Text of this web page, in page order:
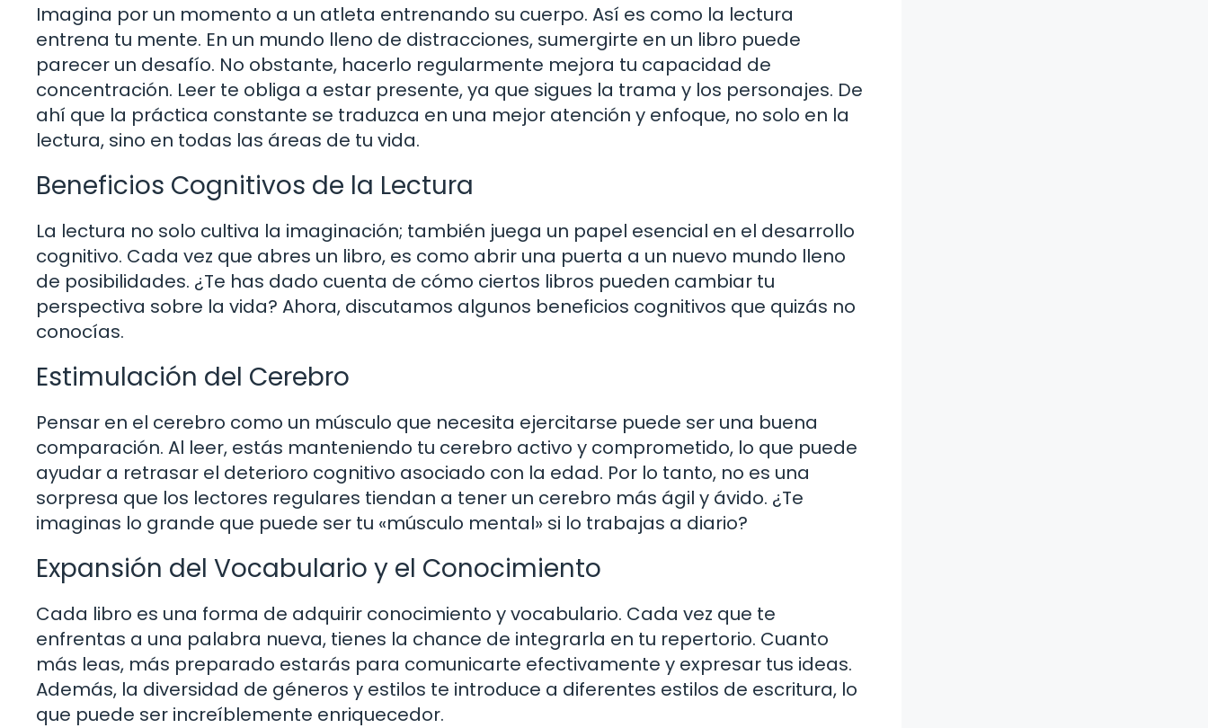
Imagina por un momento a un atleta entrenando su cuerpo. Así es como la lectura
entrena tu mente. En un mundo lleno de distracciones, sumergirte en un libro puede
parecer un desafío. No obstante, hacerlo regularmente mejora tu capacidad de
concentración. Leer te obliga a estar presente, ya que sigues la trama y los personajes. De
ahí que la práctica constante se traduzca en una mejor atención y enfoque, no solo en la
lectura, sino en todas las áreas de tu vida.
Beneficios Cognitivos de la Lectura
La lectura no solo cultiva la imaginación; también juega un papel esencial en el desarrollo
cognitivo. Cada vez que abres un libro, es como abrir una puerta a un nuevo mundo lleno
de posibilidades. ¿Te has dado cuenta de cómo ciertos libros pueden cambiar tu
perspectiva sobre la vida? Ahora, discutamos algunos beneficios cognitivos que quizás no
conocías.
Estimulación del Cerebro
Pensar en el cerebro como un músculo que necesita ejercitarse puede ser una buena
comparación. Al leer, estás manteniendo tu cerebro activo y comprometido, lo que puede
ayudar a retrasar el deterioro cognitivo asociado con la edad. Por lo tanto, no es una
sorpresa que los lectores regulares tiendan a tener un cerebro más ágil y ávido. ¿Te
imaginas lo grande que puede ser tu «músculo mental» si lo trabajas a diario?
Expansión del Vocabulario y el Conocimiento
Cada libro es una forma de adquirir conocimiento y vocabulario. Cada vez que te
enfrentas a una palabra nueva, tienes la chance de integrarla en tu repertorio. Cuanto
más leas, más preparado estarás para comunicarte efectivamente y expresar tus ideas.
Además, la diversidad de géneros y estilos te introduce a diferentes estilos de escritura, lo
que puede ser increíblemente enriquecedor.